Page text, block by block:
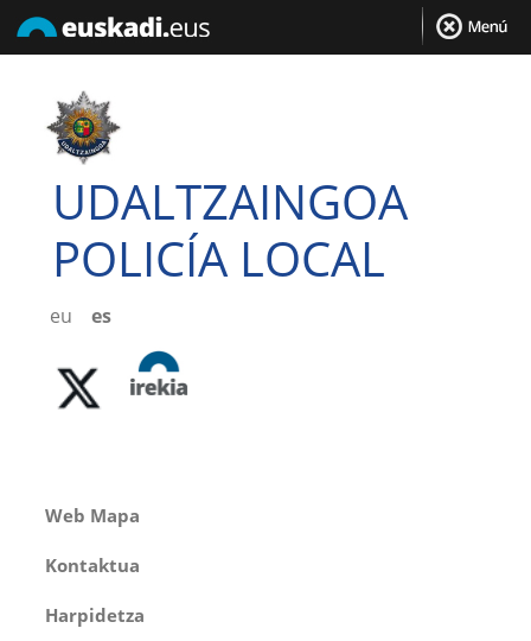
UDALTZAINGOA
POLICÍA LOCAL
eu es
Web Mapa
Kontaktua
Harpidetza